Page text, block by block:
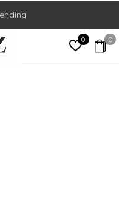
0 0